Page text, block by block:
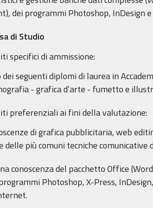
dei programmi Photoshop, InDesign
di Studio
specifici di ammissione:
dei seguenti diplomi di laurea in
- grafica d’arte - fumetto e
preferenziali ai fini della valutazione:
di grafica pubblicitaria, web
delle più comuni tecniche comunicative
conoscenza del pacchetto Office
Photoshop, X-Press,